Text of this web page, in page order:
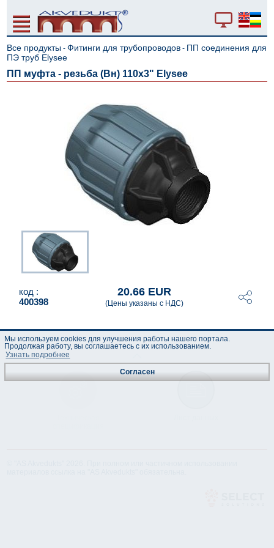
Все продукты -Фитинги для трубопроводов - ПП соединения для
ПЭ труб Elysee
ПП муфта - резьба (Вн) 110x3" Elysee
код :
400398
20.66 EUR
(Цены указаны с НДС)
Мы используем cookies для улучшения работы нашего портала.
Продолжая работу, вы соглашаетесь с их использованием.
Узнать подробнее
Согласен